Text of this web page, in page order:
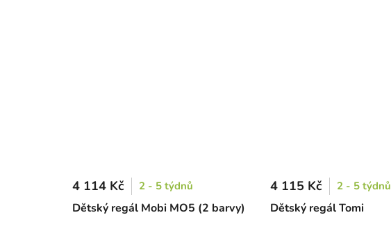
Dětský regál Mobi MO5 (2 barvy)
4 114 Kč 2 - 5 týdnů
Dětský regál Tomi
4 115 Kč 2 - 5 týdnů